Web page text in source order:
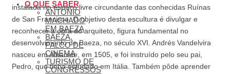
O QUE SABER
ANTONIO
MACHADO
EM BAEZA
BAEZA,
PALCO DE
CINEMA
TURISMO DE
CONGRESSOS
instalada no espaço livre circundante das conhecidas Ruínas
de San Francisco. O objetivo desta escultura é divulgar e
reconhecer a obra do arquiteto, figura fundamental no
desenvolvimento de Baeza, no século XVI. Andrés Vandelvira
nasceu em Albacete, em 1505, e foi instruído pelo seu pai,
Pedro, que tinha estudado em Itália. Também pôde aprender